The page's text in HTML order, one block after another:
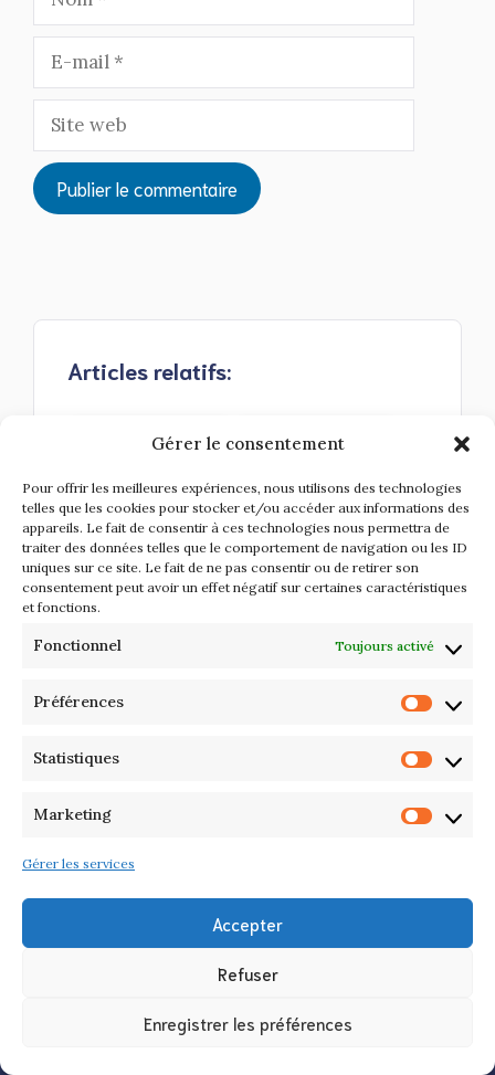
Gérer le consentement
Pour offrir les meilleures expériences, nous utilisons des technologies
telles que les cookies pour stocker et/ou accéder aux informations des
appareils. Le fait de consentir à ces technologies nous permettra de
traiter des données telles que le comportement de navigation ou les ID
uniques sur ce site. Le fait de ne pas consentir ou de retirer son
consentement peut avoir un effet négatif sur certaines caractéristiques
et fonctions.
Fonctionnel Toujours activé
Préférences
Statistiques
Marketing
Gérer les services
Accepter
Refuser
Enregistrer les préférences
E-
mail
Site
web
Articles relatifs:
Lipides : C'est quoi
et pourquoi sont-ils
essentiels…
Lipides : pourquoi
les graisses sont
indispensables…
A propos
Mention Légales